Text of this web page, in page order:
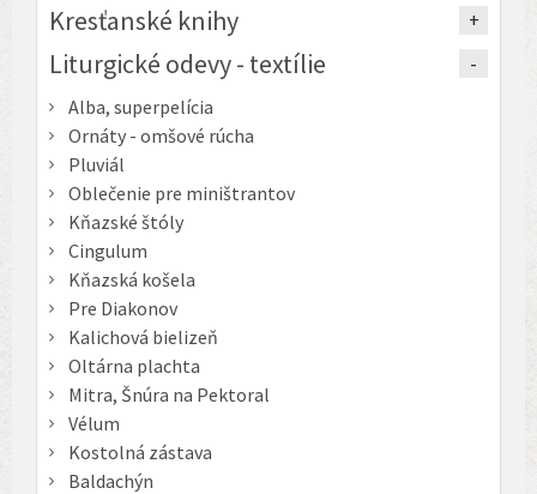
Kresťanské knihy
Liturgické odevy - textílie
Alba, superpelícia
Ornáty - omšové rúcha
Pluviál
Oblečenie pre miništrantov
Kňazské štóly
Cingulum
Kňazská košela
Pre Diakonov
Kalichová bielizeň
Oltárna plachta
Mitra, Šnúra na Pektoral
Vélum
Kostolná zástava
Baldachýn